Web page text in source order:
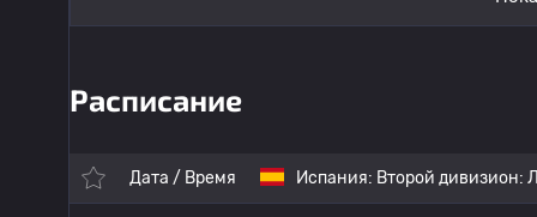
Расписание
Дата / Время Испания: Второй дивизион: